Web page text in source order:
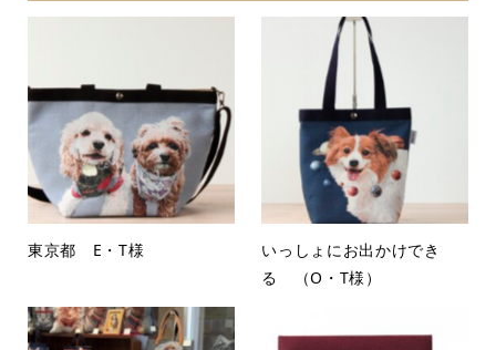
東京都 E・T様
いっしょにお出かけでき
る （O・T様）